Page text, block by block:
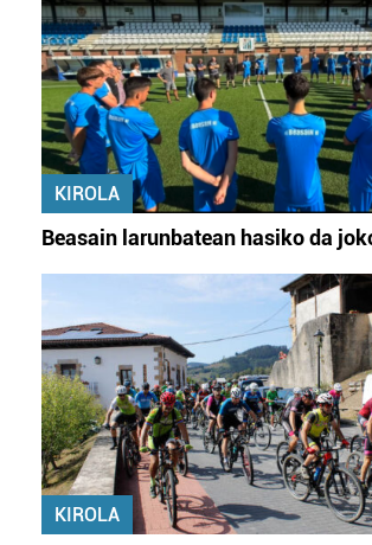
KIROLA
Beasain larunbatean hasiko da
KIROLA